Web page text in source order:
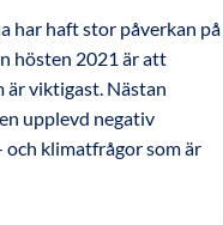
har haft stor påverkan på
hösten 2021 är att
är viktigast. Nästan
upplevd negativ
klimatfrågor som är